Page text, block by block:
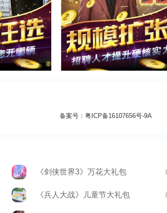
备案号： 粤ICP备16107656号-9A
《剑侠世界3》万花大礼包
《兵人大战》儿童节大礼包